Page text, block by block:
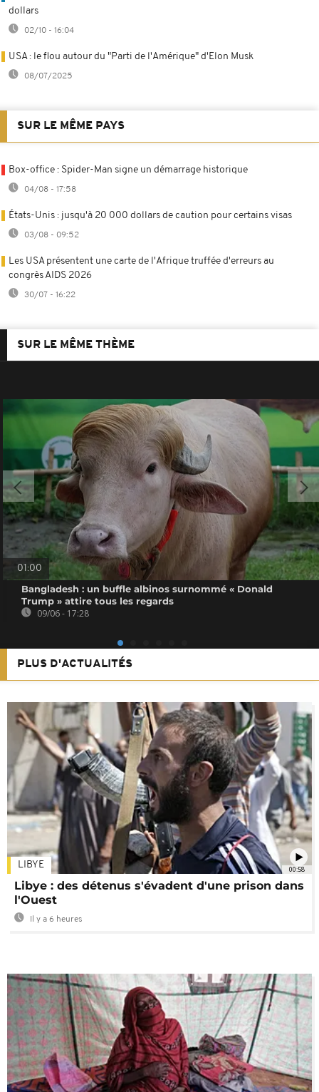
dollars
02/10 - 16:04
USA : le flou autour du "Parti de l'Amérique" d'Elon Musk
08/07/2025
SUR LE MÊME PAYS
Box-office : Spider-Man signe un démarrage historique
04/08 - 17:58
États-Unis : jusqu'à 20 000 dollars de caution pour certains visas
03/08 - 09:52
Les USA présentent une carte de l'Afrique truffée d'erreurs au
congrès AIDS 2026
30/07 - 16:22
SUR LE MÊME THÈME
01:00
Bangladesh : un buffle albinos surnommé « Donald
Trump » attire tous les regards
09/06 - 17:28
PLUS D'ACTUALITÉS
00:58
LIBYE
Libye : des détenus s'évadent d'une prison dans
l'Ouest
Il y a 6 heures